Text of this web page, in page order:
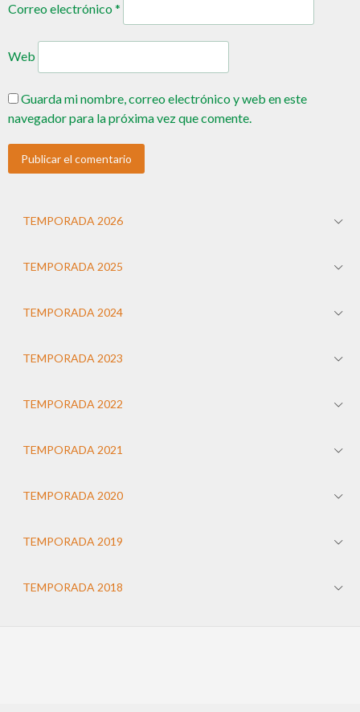
Correo electrónico*
Web
Guarda mi nombre, correo electrónico y web en este
navegador para la próxima vez que comente.
TEMPORADA 2026
TEMPORADA 2025
TEMPORADA 2024
TEMPORADA 2023
TEMPORADA 2022
TEMPORADA 2021
TEMPORADA 2020
TEMPORADA 2019
TEMPORADA 2018